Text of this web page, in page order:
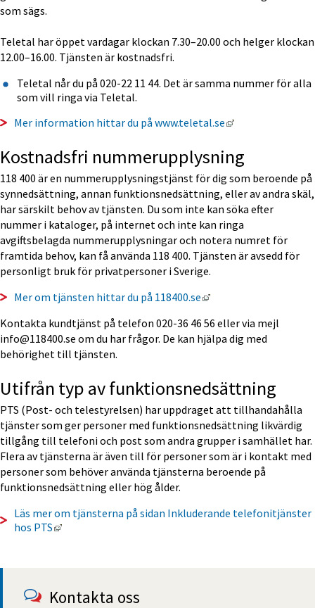
som sägs.
Teletal har öppet vardagar klockan 7.30–20.00 och helger klockan
12.00–16.00. Tjänsten är kostnadsfri.
Teletal når du på 020-22 11 44. Det är samma nummer för alla
som vill ringa via Teletal.
Mer information hittar du på www.teletal.se
Länk till annan
Kostnadsfri nummerupplysning
118 400 är en nummerupplysningstjänst för dig som beroende på
synnedsättning, annan funktionsnedsättning, eller av andra skäl,
har särskilt behov av tjänsten. Du som inte kan söka efter
nummer i kataloger, på internet och inte kan ringa
avgiftsbelagda nummerupplysningar och notera numret för
framtida behov, kan få använda 118 400. Tjänsten är avsedd för
personligt bruk för privatpersoner i Sverige.
Mer om tjänsten hittar du på 118400.se
Länk till annan
Kontakta kundtjänst på telefon 020-36 46 56 eller via mejl
info@118400.se om du har frågor. De kan hjälpa dig med
behörighet till tjänsten.
Utifrån typ av funktionsnedsättning
PTS (Post- och telestyrelsen) har uppdraget att tillhandahålla
tjänster som ger personer med funktionsnedsättning likvärdig
tillgång till telefoni och post som andra grupper i samhället har.
Flera av tjänsterna är även till för personer som är i kontakt med
personer som behöver använda tjänsterna beroende på
funktionsnedsättning eller hög ålder.
Läs mer om tjänsterna på sidan Inkluderande telefonitjänster
hos PTS
Länk till annan webbplats, öppnas i nytt fönster.
Kontakta oss